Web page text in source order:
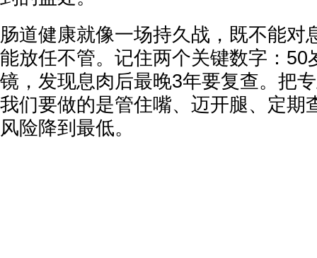
肠道健康就像一场持久战，既不能对
能放任不管。记住两个关键数字：50
镜，发现息肉后最晚3年要复查。把
我们要做的是管住嘴、迈开腿、定期
风险降到最低。